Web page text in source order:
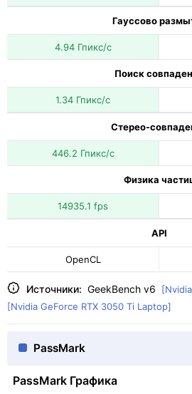
Гауссово
4.94 Гпикс/с
Поиск
1.34 Гпикс/с
Стерео-
446.2 Гпикс/с
Физика
14935.1 fps
API
OpenCL
Источники: GeekBench v6
[Nvidia GeForce RTX 3050 Ti Laptop]
PassMark
PassMark Графика